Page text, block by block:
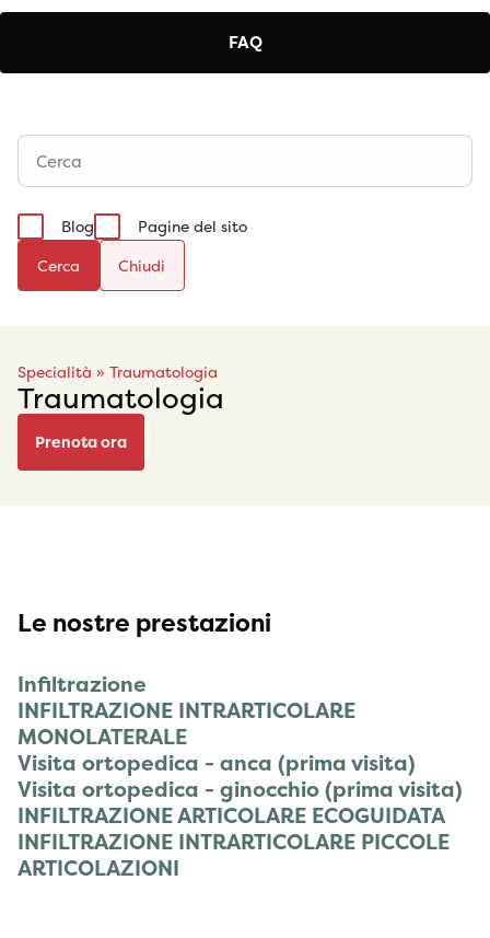
FAQ
Blog
Pagine del sito
Cerca
Specialità » Traumatologia
Traumatologia
Prenota ora
Le nostre prestazioni
Infiltrazione
INFILTRAZIONE INTRARTICOLARE
MONOLATERALE
Visita ortopedica - anca (prima visita)
Visita ortopedica - ginocchio (prima visita)
INFILTRAZIONE ARTICOLARE ECOGUIDATA
INFILTRAZIONE INTRARTICOLARE PICCOLE
ARTICOLAZIONI